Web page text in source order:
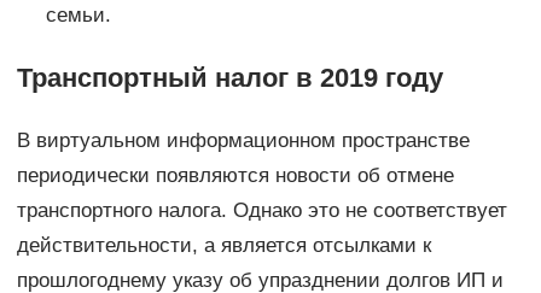
семьи.
Транспортный налог в 2019 году
В виртуальном информационном пространстве
периодически появляются новости об отмене
транспортного налога. Однако это не соответствует
действительности, а является отсылками к
прошлогоднему указу об упразднении долгов ИП и